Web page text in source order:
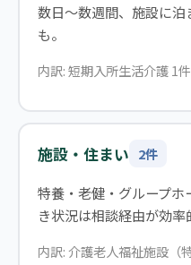
数日〜数週間、施設に
も。
内訳: 短期入所生活介護 1件
施設・住まい 2件
特養・老健・グループ
き状況は相談経由が効率
内訳: 介護老人福祉施設（